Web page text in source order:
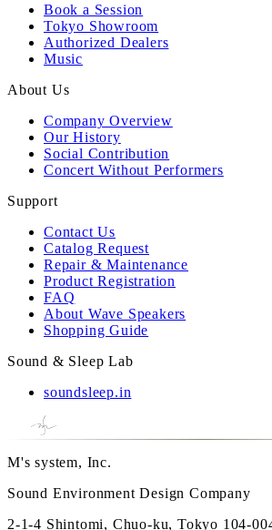
Book a Session
Tokyo Showroom
Authorized Dealers
Music
About Us
Company Overview
Our History
Social Contribution
Concert Without Performers
Support
Contact Us
Catalog Request
Repair & Maintenance
Product Registration
FAQ
About Wave Speakers
Shopping Guide
Sound & Sleep Lab
soundsleep.in
M's system, Inc.
Sound Environment Design Company
2-1-4 Shintomi, Chuo-ku, Tokyo 104-